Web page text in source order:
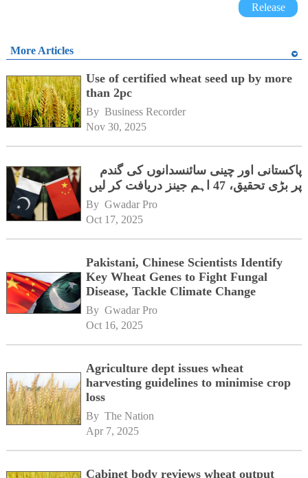
Release
More Articles
Use of certified wheat seed up by more
than 2pc
By Business Recorder
Nov 30, 2025
پاکستانی اور چینی سائنسدانوں کی گندم
پر بڑی تحقیق، 47 اہم جینز دریافت کر لیں
By Gwadar Pro
Oct 17, 2025
Pakistani, Chinese Scientists Identify
Key Wheat Genes to Fight Fungal
Disease, Tackle Climate Change
By Gwadar Pro
Oct 16, 2025
Agriculture dept issues wheat
harvesting guidelines to minimise crop
loss
By The Nation
Apr 7, 2025
Cabinet body reviews wheat output